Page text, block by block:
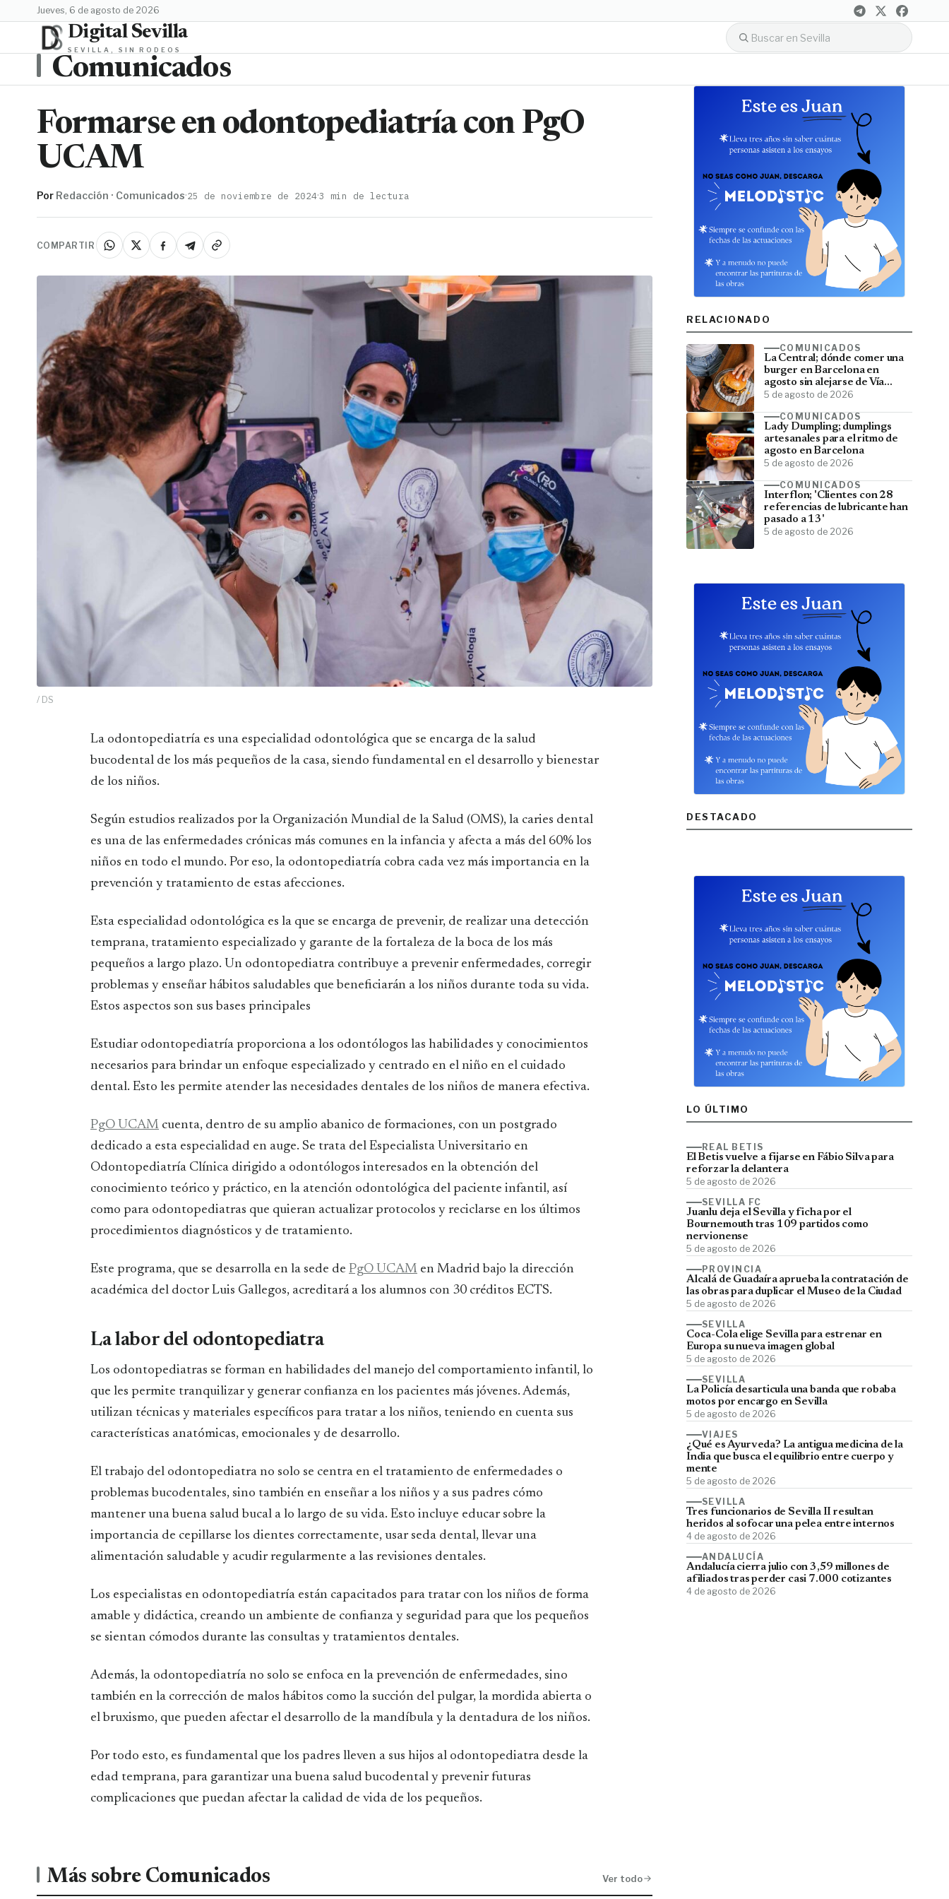
jueves, 6 de agosto de 2026
Digital Sevilla
SEVILLA, SIN RODEOS
Comunicados
Formarse en odontopediatría con PgO
UCAM
Por Redacción · Comunicados·25 de noviembre de 2024·3 min de lectura
COMPARTIR
/ DS
La odontopediatría es una especialidad odontológica que se encarga de la salud
bucodental de los más pequeños de la casa, siendo fundamental en el desarrollo y bienestar
de los niños.
Según estudios realizados por la Organización Mundial de la Salud (OMS), la caries dental
es una de las enfermedades crónicas más comunes en la infancia y afecta a más del 60% los
niños en todo el mundo. Por eso, la odontopediatría cobra cada vez más importancia en la
prevención y tratamiento de estas afecciones.
Esta especialidad odontológica es la que se encarga de prevenir, de realizar una detección
temprana, tratamiento especializado y garante de la fortaleza de la boca de los más
pequeños a largo plazo. Un odontopediatra contribuye a prevenir enfermedades, corregir
problemas y enseñar hábitos saludables que beneficiarán a los niños durante toda su vida.
Estos aspectos son sus bases principales
Estudiar odontopediatría proporciona a los odontólogos las habilidades y conocimientos
necesarios para brindar un enfoque especializado y centrado en el niño en el cuidado
dental. Esto les permite atender las necesidades dentales de los niños de manera efectiva.
PgO UCAM cuenta, dentro de su amplio abanico de formaciones, con un postgrado
dedicado a esta especialidad en auge. Se trata del Especialista Universitario en
Odontopediatría Clínica dirigido a odontólogos interesados en la obtención del
conocimiento teórico y práctico, en la atención odontológica del paciente infantil, así
como para odontopediatras que quieran actualizar protocolos y reciclarse en los últimos
procedimientos diagnósticos y de tratamiento.
Este programa, que se desarrolla en la sede de PgO UCAM en Madrid bajo la dirección
académica del doctor Luis Gallegos, acreditará a los alumnos con 30 créditos ECTS.
La labor del odontopediatra
Los odontopediatras se forman en habilidades del manejo del comportamiento infantil, lo
que les permite tranquilizar y generar confianza en los pacientes más jóvenes. Además,
utilizan técnicas y materiales específicos para tratar a los niños, teniendo en cuenta sus
características anatómicas, emocionales y de desarrollo.
El trabajo del odontopediatra no solo se centra en el tratamiento de enfermedades o
problemas bucodentales, sino también en enseñar a los niños y a sus padres cómo
mantener una buena salud bucal a lo largo de su vida. Esto incluye educar sobre la
importancia de cepillarse los dientes correctamente, usar seda dental, llevar una
alimentación saludable y acudir regularmente a las revisiones dentales.
Los especialistas en odontopediatría están capacitados para tratar con los niños de forma
amable y didáctica, creando un ambiente de confianza y seguridad para que los pequeños
se sientan cómodos durante las consultas y tratamientos dentales.
Además, la odontopediatría no solo se enfoca en la prevención de enfermedades, sino
también en la corrección de malos hábitos como la succión del pulgar, la mordida abierta o
el bruxismo, que pueden afectar el desarrollo de la mandíbula y la dentadura de los niños.
Por todo esto, es fundamental que los padres lleven a sus hijos al odontopediatra desde la
edad temprana, para garantizar una buena salud bucodental y prevenir futuras
complicaciones que puedan afectar la calidad de vida de los pequeños.
Más sobre Comunicados Ver todo
RELACIONADO
COMUNICADOS
La Central; dónde comer una
burger en Barcelona en
agosto sin alejarse de Vía
Laietana
5 de agosto de 2026
COMUNICADOS
Lady Dumpling; dumplings
artesanales para el ritmo de
agosto en Barcelona
5 de agosto de 2026
COMUNICADOS
Interflon; 'Clientes con 28
referencias de lubricante han
pasado a 13'
5 de agosto de 2026
DESTACADO
LO ÚLTIMO
REAL BETIS
El Betis vuelve a fijarse en Fábio Silva para
reforzar la delantera
5 de agosto de 2026
SEVILLA FC
Juanlu deja el Sevilla y ficha por el
Bournemouth tras 109 partidos como
nervionense
5 de agosto de 2026
PROVINCIA
Alcalá de Guadaíra aprueba la contratación de
las obras para duplicar el Museo de la Ciudad
5 de agosto de 2026
SEVILLA
Coca-Cola elige Sevilla para estrenar en
Europa su nueva imagen global
5 de agosto de 2026
SEVILLA
La Policía desarticula una banda que robaba
motos por encargo en Sevilla
5 de agosto de 2026
VIAJES
¿Qué es Ayurveda? La antigua medicina de la
India que busca el equilibrio entre cuerpo y
mente
5 de agosto de 2026
SEVILLA
Tres funcionarios de Sevilla II resultan
heridos al sofocar una pelea entre internos
4 de agosto de 2026
ANDALUCÍA
Andalucía cierra julio con 3,59 millones de
afiliados tras perder casi 7.000 cotizantes
4 de agosto de 2026